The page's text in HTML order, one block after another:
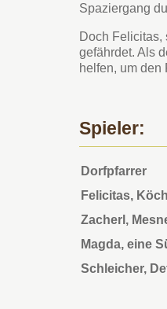
Spaziergang
Doch Felicitas,
gefährdet. Als
helfen, um den
Spieler:
Dorfpfarrer
Felicitas,
Zacherl,
Magda, eine
Schleicher,